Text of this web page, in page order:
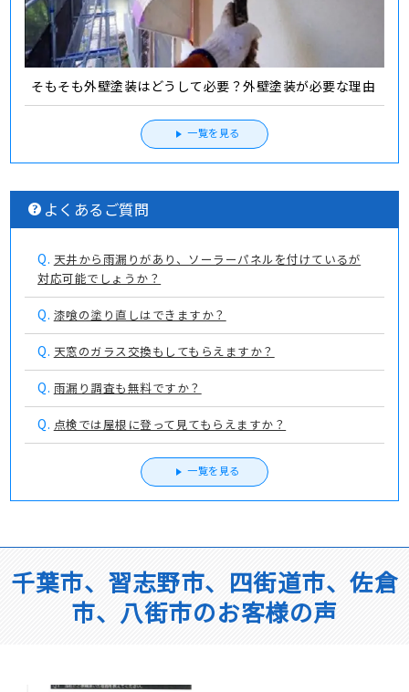
そもそも外壁塗装はどうして必要？外壁塗装が必要な理由
一覧を見る
よくあるご質問
Q. 天井から雨漏りがあり、ソーラーパネルを付けているが
対応可能でしょうか？
Q. 漆喰の塗り直しはできますか？
Q. 天窓のガラス交換もしてもらえますか？
Q. 雨漏り調査も無料ですか？
Q. 点検では屋根に登って見てもらえますか？
一覧を見る
千葉市、習志野市、四街道市、佐倉
市、八街市のお客様の声